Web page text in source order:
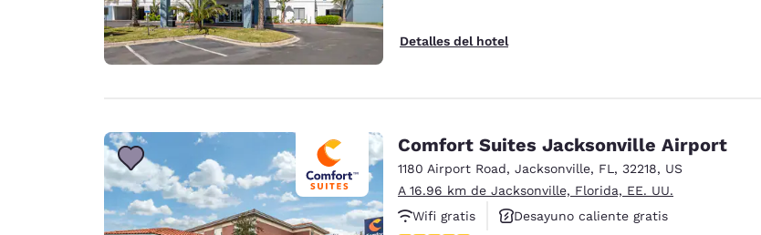
Detalles del hotel
Comfort Suites Jacksonville Airport
1180 Airport Road, Jacksonville, FL , 32218, US
A 16.96 km de Jacksonville, Florida, EE. UU.
Wifi gratis
Desayuno caliente gratis